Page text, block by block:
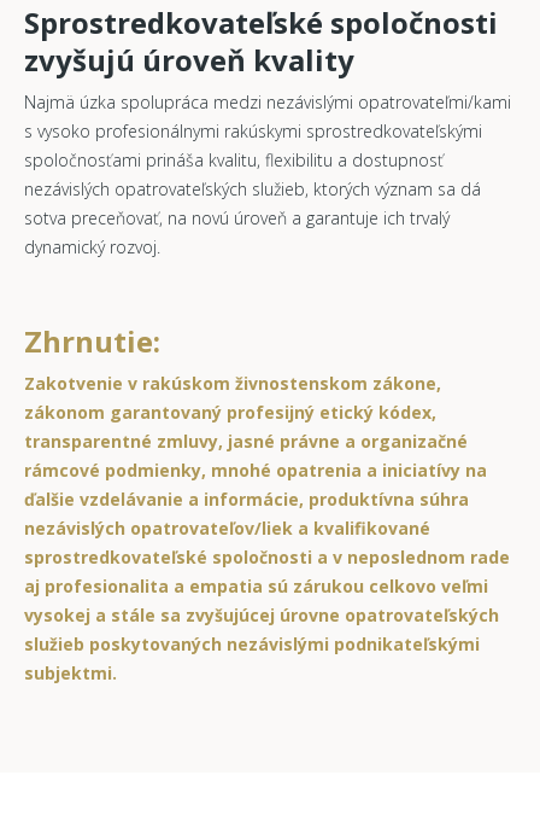
Sprostredkovateľské spoločnosti
zvyšujú úroveň kvality
Najmä úzka spolupráca medzi nezávislými opatrovateľmi/kami
s vysoko profesionálnymi rakúskymi sprostredkovateľskými
spoločnosťami prináša kvalitu, flexibilitu a dostupnosť
nezávislých opatrovateľských služieb, ktorých význam sa dá
sotva preceňovať, na novú úroveň a garantuje ich trvalý
dynamický rozvoj.
Zhrnutie:
Zakotvenie v rakúskom živnostenskom zákone,
zákonom garantovaný profesijný etický kódex,
transparentné zmluvy, jasné právne a organizačné
rámcové podmienky, mnohé opatrenia a iniciatívy na
ďalšie vzdelávanie a informácie, produktívna súhra
nezávislých opatrovateľov/liek a kvalifikované
sprostredkovateľské spoločnosti a v neposlednom rade
aj profesionalita a empatia sú zárukou celkovo veľmi
vysokej a stále sa zvyšujúcej úrovne opatrovateľských
služieb poskytovaných nezávislými podnikateľskými
subjektmi.